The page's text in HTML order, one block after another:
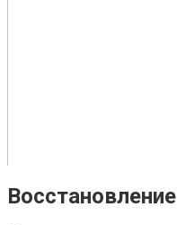
Восстановление